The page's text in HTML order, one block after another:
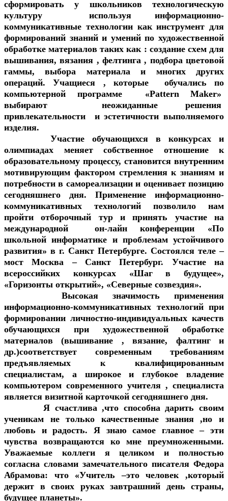
сформировать у школьников технологическую
культуру используя информационно-
коммуникативные технологии как инструмент для
формирований знаний и умений по художественной
обработке материалов таких как : создание схем для
вышивания, вязания , фелтинга , подбора цветовой
гаммы, выбора материала и многих других
операций. Учащиеся , которые обучались по
компьютерной программе «Pattern Maker»
выбирают неожиданные решения
привлекательности и эстетичности выполняемого
изделия.
Участие обучающихся в конкурсах и
олимпиадах меняет собственное отношение к
образовательному процессу, становится внутренним
мотивирующим фактором стремления к знаниям и
потребности в самореализации и оценивает позицию
сегодняшнего дня. Применение информационно-
коммуникативных технологий позволило нам
пройти отборочный тур и принять участие на
международной он-лайн конференции «По
школьной информатике и проблемам устойчивого
развития» в г. Санкт Петербурге. Состоялся теле –
мост Москва – Санкт Петербург. Участие на
всероссийких конкурсах «Шаг в будущее»,
«Горизонты открытий», «Северные созвездия».
Высокая значимость применения
информационно-коммуникативных технологий при
формировании личностно-индивидуальных качеств
обучающихся при художественной обработке
материалов (вышивание , вязание, фалтинг и
др.)соответствует современным требованиям
предъявляемых к квалифицированным
специалистам, а широкое и глубокое владение
компьютером современного учителя , специалиста
является визитной карточкой сегодняшнего дня.
Я счастлива ,что способна дарить своим
ученикам не только качественные знания ,но и
любовь и радость. Я знаю самое главное – эти
чувства возвращаются ко мне преумноженными.
Уважаемые коллеги я целиком и полностью
согласна словами замечательного писателя Федора
Абрамова: что «Учитель –это человек ,который
держит в своих руках завтрашний день страны,
будущее планеты».